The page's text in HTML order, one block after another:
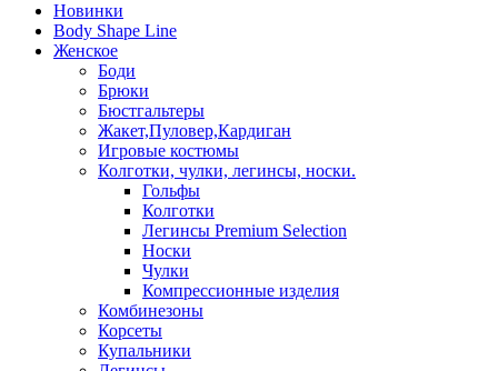
Новинки
Body Shape Line
Женское
Боди
Брюки
Бюстгальтеры
Жакет,Пуловер,Кардиган
Игровые костюмы
Колготки, чулки, легинсы, носки.
Гольфы
Колготки
Легинсы Premium Selection
Носки
Чулки
Компрессионные изделия
Комбинезоны
Корсеты
Купальники